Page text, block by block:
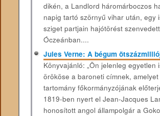
dikén, a Landlord háromárboczos
napig tartó szörnyű vihar után, egy
sziget partjain hajótörést
Óczeánban....
Jules Verne: A bégum
Könyvajánló: „Ön jelenleg egyetlen
örököse a baroneti címnek,
tartomány főkormányzójának
1819-ben nyert el Jean-Jacques
honosított angol állampolgár a